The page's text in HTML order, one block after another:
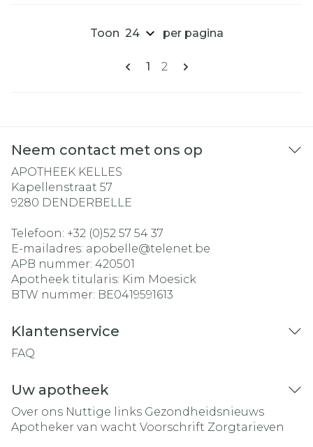
Pagina's
U lees momenteel pagina
1 Pagina
2
Toon per pagina
Neem contact met ons op
APOTHEEK KELLES
Kapellenstraat 57
9280 DENDERBELLE
Telefoon: +32 (0)52 57 54 37
E-mailadres: apobelle@telenet.be
APB nummer: 420501
Apotheek titularis: Kim Moesick
BTW nummer: BE0419591613
Klantenservice
FAQ
Uw apotheek
Over ons Nuttige links Gezondheidsnieuws
Apotheker van wacht Voorschrift Zorgtarieven